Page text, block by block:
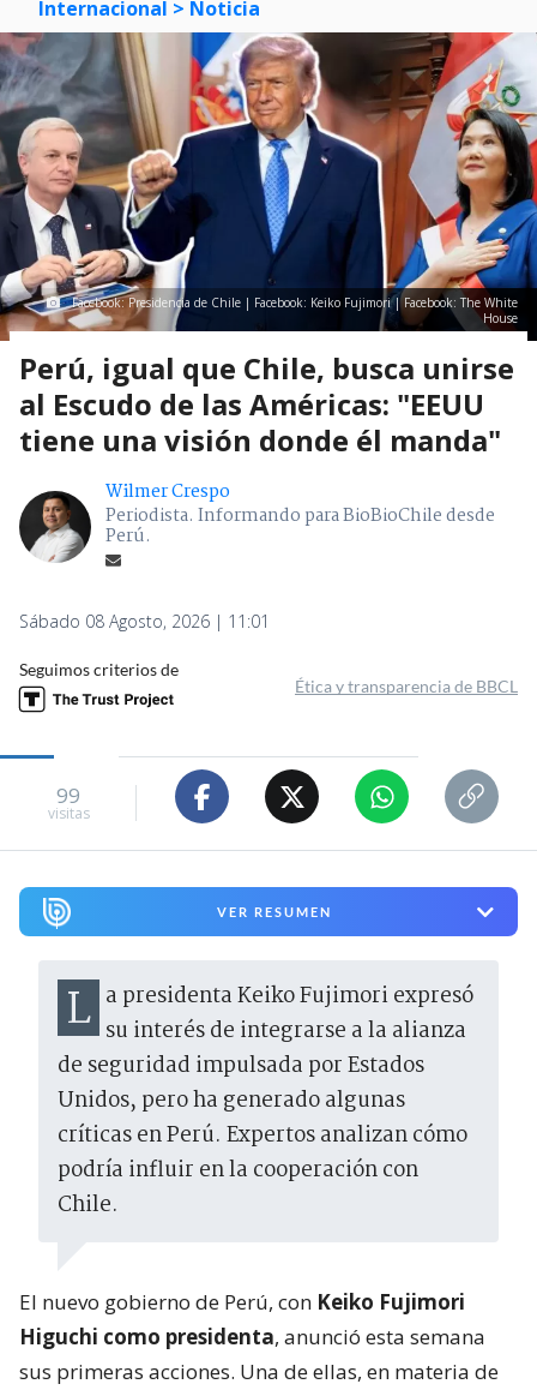
Internacional > Noticia
Facebook: Presidencia de Chile | Facebook: Keiko Fujimori | Facebook: The White
House
Perú, igual que Chile, busca unirse
al Escudo de las Américas: "EEUU
tiene una visión donde él manda"
Wilmer Crespo
Periodista. Informando para BioBioChile desde
Perú.
Sábado 08 Agosto, 2026 | 11:01
Seguimos criterios de
Ética y transparencia de BBCL
99
visitas
VER RESUMEN
La presidenta Keiko Fujimori expresó su interés de integrarse a la alianza
de seguridad impulsada por Estados
Unidos, pero ha generado algunas
críticas en Perú. Expertos analizan cómo
podría influir en la cooperación con
Chile.
El nuevo gobierno de Perú, con Keiko Fujimori
Higuchi como presidenta, anunció esta semana
sus primeras acciones. Una de ellas, en materia de